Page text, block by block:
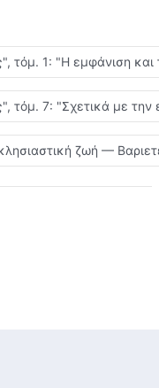
τόμ. 1: "Η εμφάνιση
τόμ. 7: "Σχετικά με την
ζωή —